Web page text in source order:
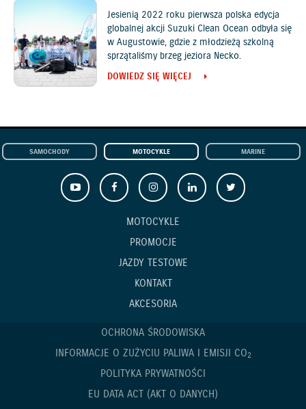
Jesienią 2022 roku pierwsza polska edycja
globalnej akcji Suzuki Clean Ocean odbyła się
w Augustowie, gdzie z młodzieżą szkolną
sprzątaliśmy brzeg jeziora Necko.
DOWIEDZ SIĘ WIĘCEJ
SAMOCHODY MOTOCYKLE MARINE
MOTOCYKLE
PROMOCJE
JAZDY TESTOWE
KONTAKT
AKCESORIA
OCHRONA ŚRODOWISKA
INFORMACJE O ZUŻYCIU PALIWA I EMISJI CO2
POLITYKA PRYWATNOŚCI
EU DATA ACT (AKT O DANYCH)